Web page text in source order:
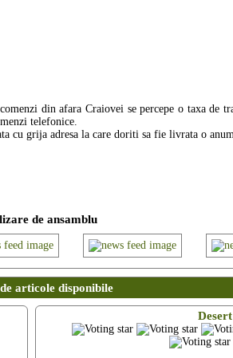
din afara Craiovei se percepe o taxa de
telefonice.
cu grija adresa la care doriti sa fie livrata o
de ansamblu
articole disponibile
Desert